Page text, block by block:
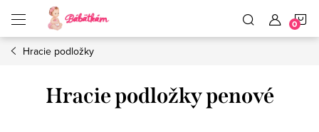
obsah
Hracie podložky
Hracie podložky penové